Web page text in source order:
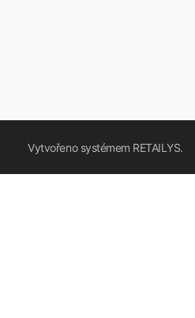
Vytvořeno systémem RETAILYS.